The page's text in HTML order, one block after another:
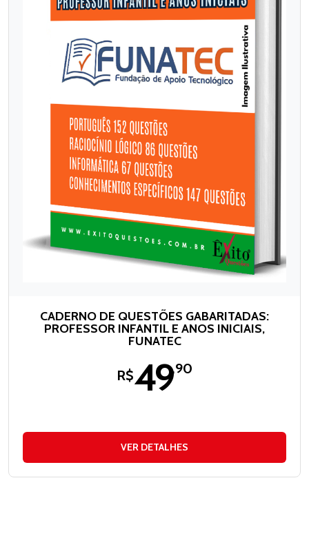
CADERNO DE QUESTÕES GABARITADAS:
PROFESSOR INFANTIL E ANOS INICIAIS,
FUNATEC
R$49,90
VER DETALHES